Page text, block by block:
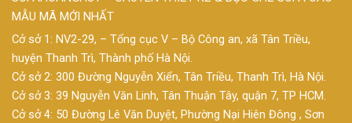
MẪU MÃ MỚI NHẤT
Cở sở 1: NV2-29, – Tổng cục V – Bộ Công an, xã Tân Triều,
huyện Thanh Trì, Thành phố Hà Nội.
Cở sở 2: 300 Đường Nguyễn Xiển, Tân Triều, Thanh Trì, Hà Nội.
Cở sở 3: 39 Nguyễn Văn Linh, Tân Thuận Tây, quận 7, TP HCM.
Cở sở 4: 50 Đường Lê Văn Duyệt, Phường Nại Hiên Đông , Sơn